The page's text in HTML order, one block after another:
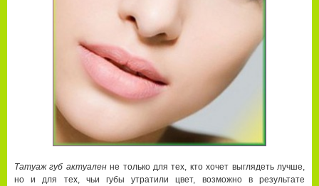
Татуаж губ актуаленне только для тех, кто хочет выглядеть лучше,
но и для тех, чьи губы утратили цвет, возможно в результате